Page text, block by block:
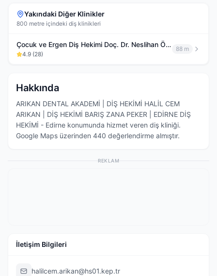
Yakındaki Diğer Klinikler
800 metre içindeki diş klinikleri
Çocuk ve Ergen Diş Hekimi Doç. Dr. Neslihan Özveren muayenehanesi
4.9 (28)
88 m
Hakkında
ARIKAN DENTAL AKADEMİ | DİŞ HEKİMİ HALİL CEM
ARIKAN | DİŞ HEKİMİ BARIŞ ZANA PEKER | EDİRNE DİŞ
HEKİMİ - Edirne konumunda hizmet veren diş kliniği.
Google Maps üzerinden 440 değerlendirme almıştır.
REKLAM
İletişim Bilgileri
halilcem.arikan@hs01.kep.tr